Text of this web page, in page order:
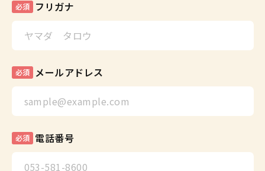
必須 フリガナ
必須 メールアドレス
必須 電話番号